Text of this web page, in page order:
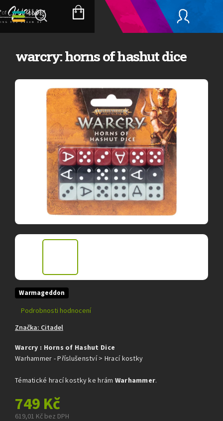
Přejít
na
obsah
NÁKUPNÍ
KOŠÍK
warcry: horns of hashut dice
Warmageddon
Průměrné
produktu
0,0
z
hvězdiček.
Podrobnosti hodnocení
Značka: Citadel
Warcry : Horns of Hashut Dice
Warhammer - Příslušenství > Hrací kostky
Tématické hrací kostky ke hrám Warhammer.
749 Kč
619,01 Kč bez DPH